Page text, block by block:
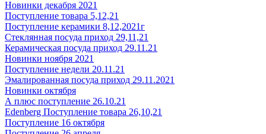
Новинки декабря 2021
Поступление товара 5,12,21
Поступление керамики 8,12,2021г
Стеклянная посуда приход 29,11,21
Керамическая посуда приход 29.11.21
Новинки ноября 2021
Поступление недели 20.11.21
Эмалированная посуда приход 29.11.2021
Новинки октября
А плюс поступление 26.10.21
Edenberg Поступление товара 26,10,21
Поступление 16 октября